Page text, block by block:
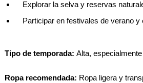
Explorar la selva y reservas
Participar en festivales de verano y
Tipo de temporada: Alta,
Ropa recomendada: Ropa ligera y